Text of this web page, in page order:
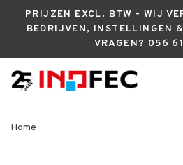
PRIJZEN EXCL. BTW - WIJ
BEDRIJVEN, INSTELLINGEN
VRAGEN? 056
Home